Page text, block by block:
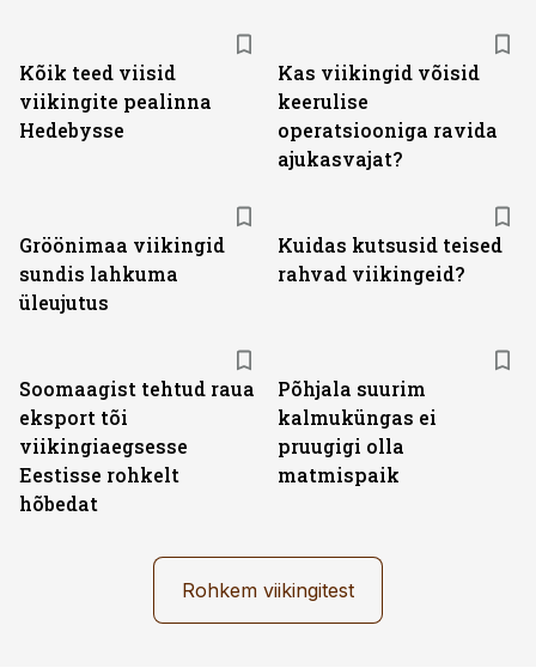
Kõik teed viisid
viikingite pealinna
Hedebysse
Kas viikingid võisid
keerulise
operatsiooniga ravida
ajukasvajat?
Gröönimaa viikingid
sundis lahkuma
üleujutus
Kuidas kutsusid teised
rahvad viikingeid?
Soomaagist tehtud raua
eksport tõi
viikingiaegsesse
Eestisse rohkelt
hõbedat
Põhjala suurim
kalmuküngas ei
pruugigi olla
matmispaik
Rohkem viikingitest